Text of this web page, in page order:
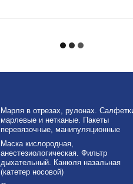
Марля в отрезах, рулонах.
марлевые и нетканые. Пакеты
перевязочные, манипуляционные
Маска кислородная,
анестезиологическая. Фильтр
дыхательный. Канюля назальная
(катетер носовой)